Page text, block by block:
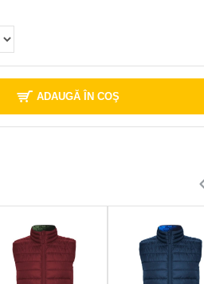
ADAUGĂ ÎN COŞ